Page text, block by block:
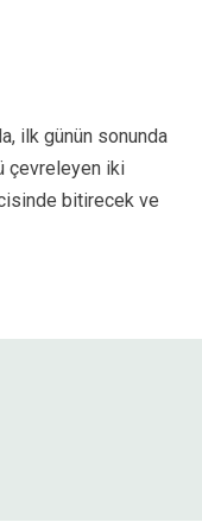
ilk günün sonunda
çevreleyen iki
bitirecek ve